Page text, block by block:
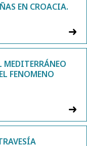
EN CROACIA.
MEDITERRÁNEO
FENOMENO